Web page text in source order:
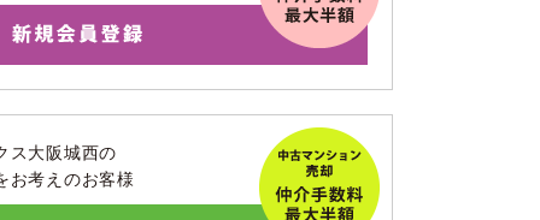
ス大阪城西の
お考えのお客様